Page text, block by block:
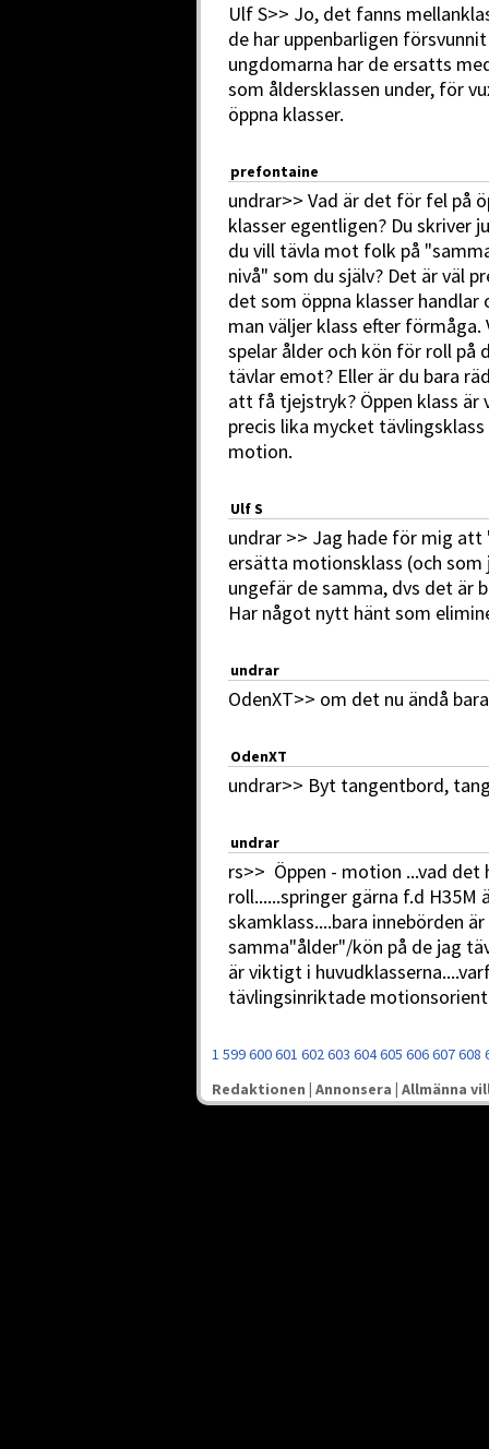
Ulf S>> Jo, det fanns
de har uppenbarligen
ungdomarna har de ersatts
som åldersklassen under, för
öppna klasser.
prefontaine
undrar>> Vad är det för fel på
klasser egentligen? Du skriver
du vill tävla mot folk på
nivå" som du själv? Det är väl
det som öppna klasser handlar
man väljer klass efter förmåga.
spelar ålder och kön för roll på
tävlar emot? Eller är du bara
att få tjejstryk? Öppen klass är
precis lika mycket
motion.
Ulf S
undrar >> Jag hade för mig att
ersätta motionsklass (och
ungefär de samma, dvs det är
Har något nytt hänt som
undrar
OdenXT>> om det nu ändå
OdenXT
undrar>> Byt tangentbord,
undrar
rs>> Öppen - motion ...vad det
roll......springer gärna f.d H35M
skamklass....bara innebörden
samma"ålder"/kön på de jag
är viktigt i
tävlingsinriktade
1 599600601 602603 604605 606607608
Redaktionen | Annonsera | Allmänna